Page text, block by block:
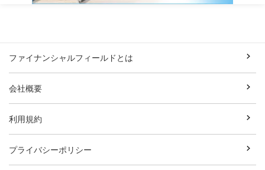
ファイナンシャルフィールドとは
会社概要
利用規約
プライバシーポリシー